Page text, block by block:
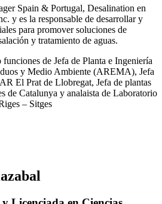
Spain & Portugal, Desalination en
y es la responsable de desarrollar y
para promover soluciones de
y tratamiento de aguas.
de Jefa de Planta e Ingeniería
y Medio Ambiente (AREMA), Jefa
El Prat de Llobregat, Jefa de plantas
de Catalunya y analaista de Laboratorio
– Sitges